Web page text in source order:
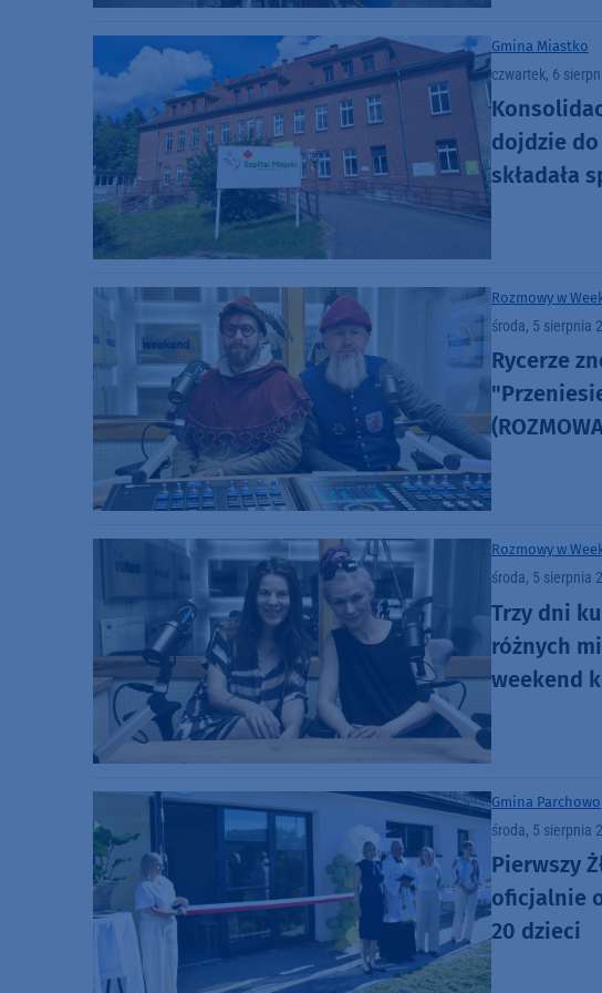
Gmina Miastko
czwartek, 6
dojdzie
składała
Rozmowy w
środa, 5 sierpnia
Rycerze
Rozmowy w
środa, 5 sierpnia
Trzy dni
różnych
weekend
Gmina Parchowo
środa, 5 sierpnia
Pierwszy
oficjalnie
20 dzieci